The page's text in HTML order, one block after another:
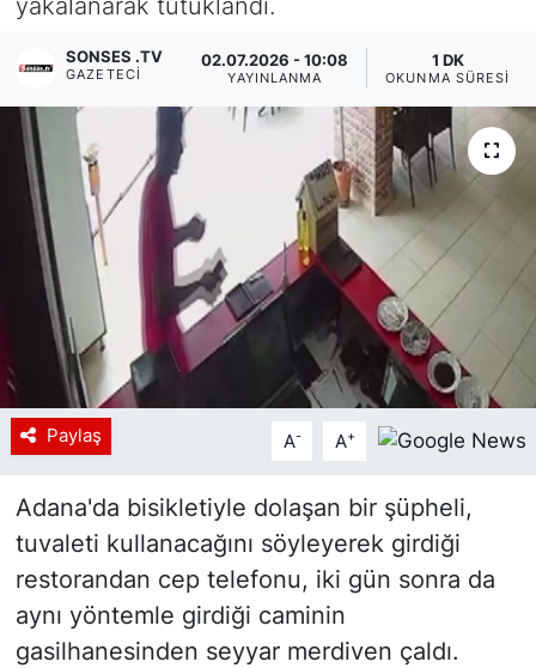
SONSES .TV
GAZETECI
02.07.2026 - 10:08
YAYINLANMA
1 DK
OKUNMA SÜRESI
Paylaş A- A+
Adana'da bisikletiyle dolaşan bir şüpheli,
tuvaleti kullanacağını söyleyerek girdiği
restorandan cep telefonu, iki gün sonra da
aynı yöntemle girdiği caminin
gasilhanesinden seyyar merdiven çaldı.
Tanıtım